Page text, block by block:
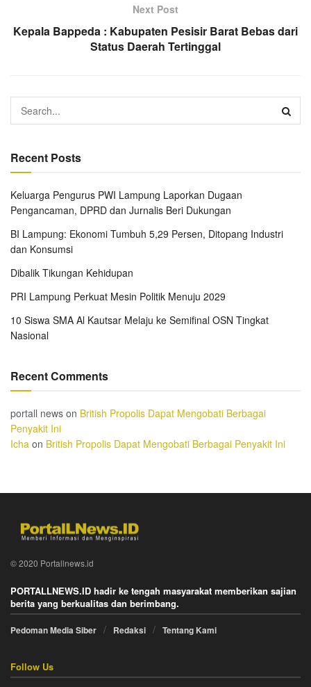
Next Post
Kepala Bappeda : Kabupaten Pesisir Barat Bebas dari
Status Daerah Tertinggal
Recent Posts
Keluarga Pengurus PWI Lampung Laporkan Dugaan
Pengancaman, DPRD dan Jurnalis Beri Dukungan
BI Lampung: Ekonomi Tumbuh 5,29 Persen, Ditopang Industri
dan Konsumsi
Dibalik Tikungan Kehidupan
PRI Lampung Perkuat Mesin Politik Menuju 2029
10 Siswa SMA Al Kautsar Melaju ke Semifinal OSN Tingkat
Nasional
Recent Comments
portall news on British Propolis Dapat Mengobati Berbagai
Penyakit Ini
Icha on British Propolis Dapat Mengobati Berbagai Penyakit Ini
© 2020 Portallnews.id
PORTALLNEWS.ID hadir ke tengah masyarakat memberikan sajian
berita yang berkualitas dan berimbang.
Pedoman Media Siber Redaksi Tentang Kami
Follow Us